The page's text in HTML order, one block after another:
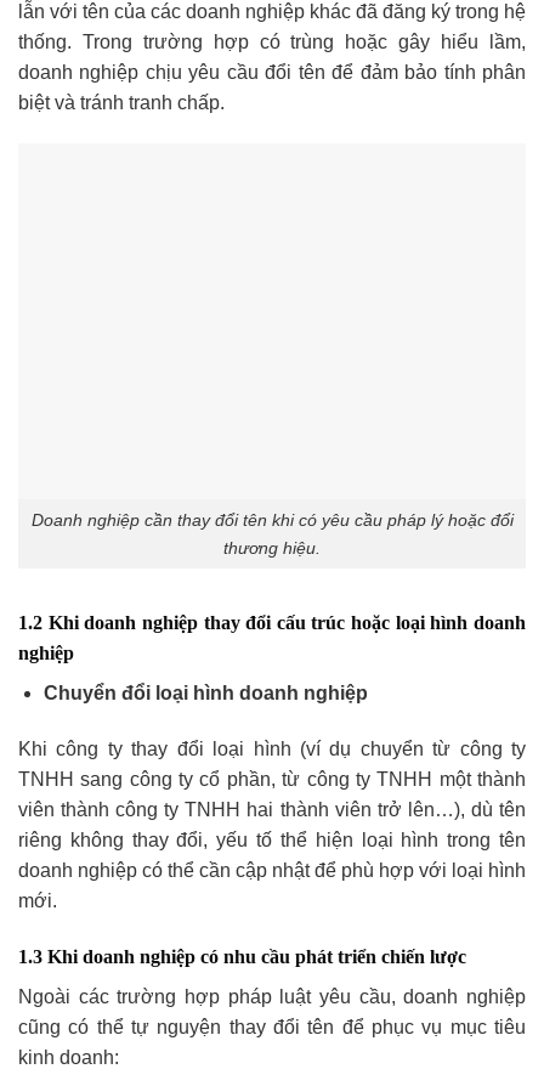
lẫn với tên của các doanh nghiệp khác đã đăng ký trong hệ
thống. Trong trường hợp có trùng hoặc gây hiểu lầm,
doanh nghiệp chịu yêu cầu đổi tên để đảm bảo tính phân
biệt và tránh tranh chấp.
Doanh nghiệp cần thay đổi tên khi có yêu cầu pháp lý hoặc đổi
thương hiệu.
1.2 Khi doanh nghiệp thay đổi cấu trúc hoặc loại hình doanh
nghiệp
Chuyển đổi loại hình doanh nghiệp
Khi công ty thay đổi loại hình (ví dụ chuyển từ công ty
TNHH sang công ty cổ phần, từ công ty TNHH một thành
viên thành công ty TNHH hai thành viên trở lên…), dù tên
riêng không thay đổi, yếu tố thể hiện loại hình trong tên
doanh nghiệp có thể cần cập nhật để phù hợp với loại hình
mới.
1.3 Khi doanh nghiệp có nhu cầu phát triển chiến lược
Ngoài các trường hợp pháp luật yêu cầu, doanh nghiệp
cũng có thể tự nguyện thay đổi tên để phục vụ mục tiêu
kinh doanh: